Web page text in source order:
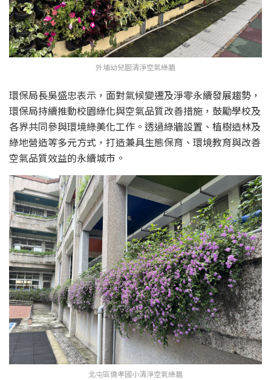
外埔幼兒園清淨空氣綠牆
環保局長吳盛忠表示，面對氣候變遷及淨零永續發展趨勢，
環保局持續推動校園綠化與空氣品質改善措施，鼓勵學校及
各界共同參與環境綠美化工作。透過綠牆設置、植樹造林及
綠地營造等多元方式，打造兼具生態保育、環境教育與改善
空氣品質效益的永續城市。
北屯區僑孝國小清淨空氣綠牆